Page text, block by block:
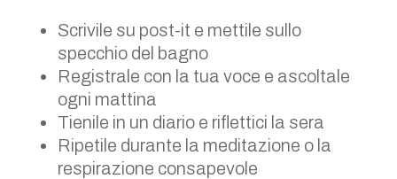
Scrivile su post-it e mettile sullo
specchio del bagno
Registrale con la tua voce e ascoltale
ogni mattina
Tienile in un diario e riflettici la sera
Ripetile durante la meditazione o la
respirazione consapevole